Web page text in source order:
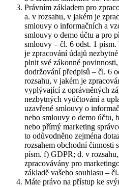
Právním základem pro
a. v rozsahu, v jakém je
smlouvy o informačních a
smlouvy o demo účtu a pro
smlouvy – čl. 6 odst. 1
je zpracování údajů
plnit své zákonné
dodržování předpisů – čl. 6
rozsahu, v jakém je
vyplývající z oprávněných
nezbytných vyúčtování a
uzavřené smlouvy o
nebo smlouvy o demo účtu,
nebo přímý marketing
to odůvodněno zejména
rozsahem obchodní činnosti
písm. f) GDPR; d. v
zpracovávány pro
základě vašeho souhlasu –
Máte právo na přístup ke